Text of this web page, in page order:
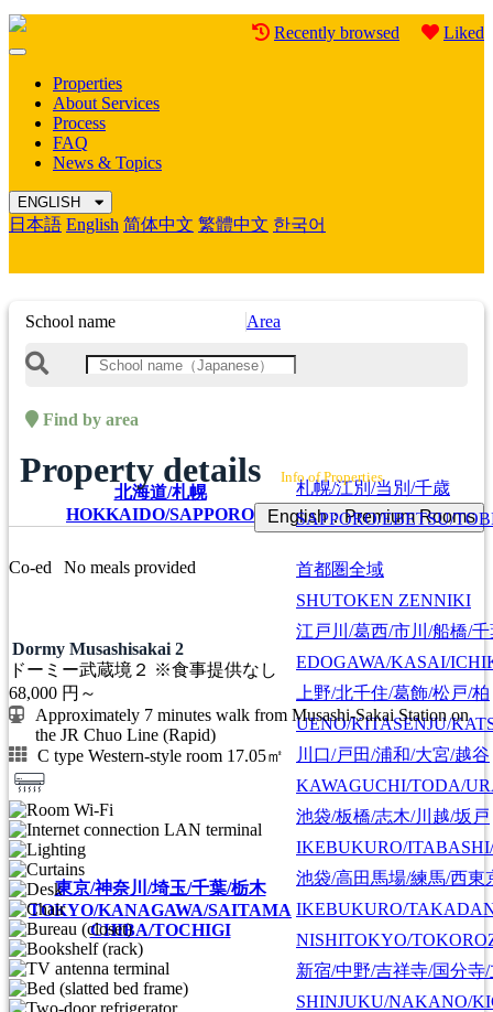
Recently browsed Liked
Mobile
Properties
About Services
Process
FAQ
News & Topics
ENGLISH
日本語 English 简体中文 繁體中文 한국어
School name Area
Find by area
北海道/札幌
HOKKAIDO/SAPPORO
札幌/江別/当別/千歳
SAPPORO/EBETSU/
東京/神奈川/埼玉/千葉/栃木
TOKYO/KANAGAWA/SAITAMA
CHIBA/TOCHIGI
首都圏全域
SHUTOKEN ZENNIKI
江戸川/葛西/市川/船橋/千
EDOGAWA/KASAI/
上野/北千住/葛飾/松戸/柏
UENO/KITASENJU/
川口/戸田/浦和/大宮/越谷
KAWAGUCHI/TODA/
池袋/板橋/志木/川越/坂戸
IKEBUKURO/
池袋/高田馬場/練馬/西東
IKEBUKURO/
NISHITOKYO/
新宿/中野/吉祥寺/国分寺
SHINJUKU/NAKANO/
Property details Info of Properties
English：Premium Rooms
Co-ed No meals provided
Dormy Musashisakai 2
ドーミー武蔵境２ ※食事提供なし
68,000 円～
Approximately 7 minutes walk from Musashi-Sakai Station on
the JR Chuo Line (Rapid)
C type Western-style room 17.05㎡